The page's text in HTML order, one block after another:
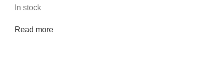
In stock
Read more